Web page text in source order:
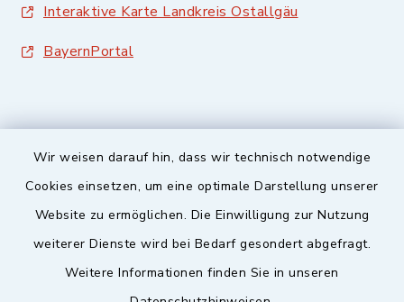
Wir weisen darauf hin, dass wir technisch notwendige
Cookies einsetzen, um eine optimale Darstellung unserer
Website zu ermöglichen. Die Einwilligung zur Nutzung
weiterer Dienste wird bei Bedarf gesondert abgefragt.
Weitere Informationen finden Sie in unseren
Interaktive Karte Landkreis Ostallgäu
BayernPortal
Sicherer Kontakt
Datenschutz